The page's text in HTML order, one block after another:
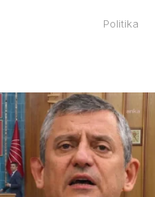
Politika